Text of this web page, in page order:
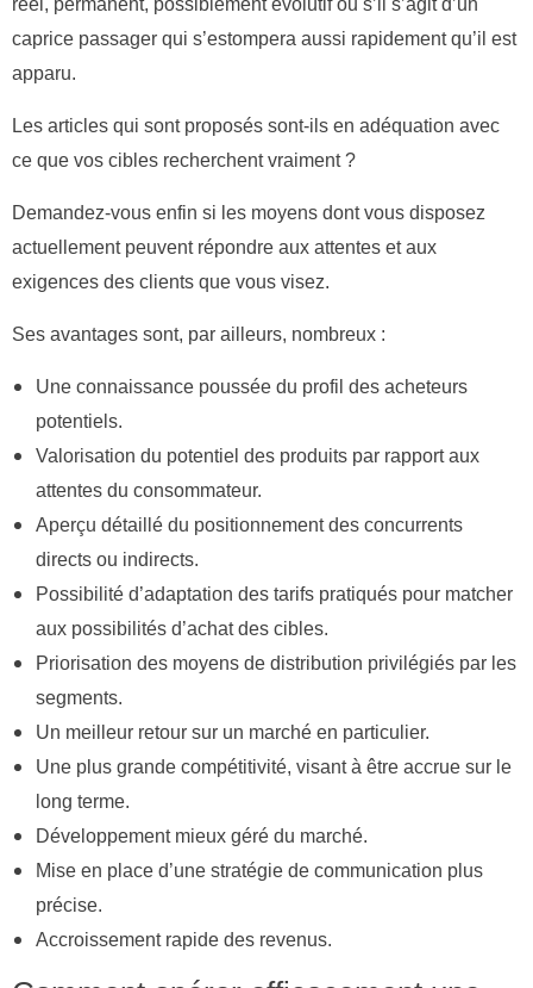
réel, permanent, possiblement évolutif ou s’il s’agit d’un
caprice passager qui s’estompera aussi rapidement qu’il est
apparu.
Les articles qui sont proposés sont-ils en adéquation avec
ce que vos cibles recherchent vraiment ?
Demandez-vous enfin si les moyens dont vous disposez
actuellement peuvent répondre aux attentes et aux
exigences des clients que vous visez.
Ses avantages sont, par ailleurs, nombreux :
Une connaissance poussée du profil des acheteurs
potentiels.
Valorisation du potentiel des produits par rapport aux
attentes du consommateur.
Aperçu détaillé du positionnement des concurrents
directs ou indirects.
Possibilité d’adaptation des tarifs pratiqués pour matcher
aux possibilités d’achat des cibles.
Priorisation des moyens de distribution privilégiés par les
segments.
Un meilleur retour sur un marché en particulier.
Une plus grande compétitivité, visant à être accrue sur le
long terme.
Développement mieux géré du marché.
Mise en place d’une stratégie de communication plus
précise.
Accroissement rapide des revenus.